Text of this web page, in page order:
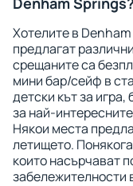
Хотелите в
предлагат
срещаните са
мини бар/сейф в
детски кът за
за най-
Някои места
летището.
които насърчават
забележителности